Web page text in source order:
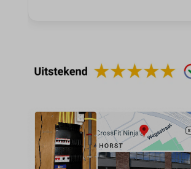
timezone
wordpress_test_cookie
wp-settings-*
wp-settings-time-*
cookies_accepted
domain
et-editing-post-*
et-recommend-sync-post-*